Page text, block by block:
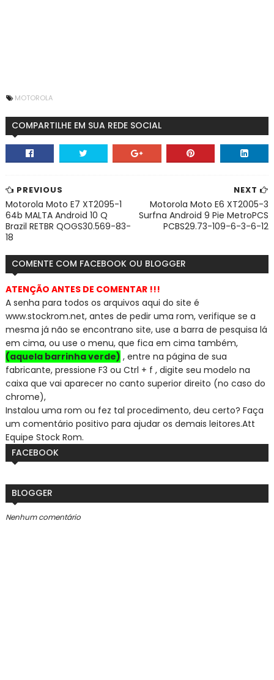
MOTOROLA
COMPARTILHE EM SUA REDE SOCIAL
NEXT
Motorola Moto E6 XT2005-3
Surfna Android 9 Pie MetroPCS
PCBS29.73-109-6-3-6-12
PREVIOUS
Motorola Moto E7 XT2095-1
64b MALTA Android 10 Q
Brazil RETBR QOGS30.569-83-
18
COMENTE COM FACEBOOK OU BLOGGER
ATENÇÃO ANTES DE COMENTAR !!!
A senha para todos os arquivos aqui do site é
www.stockrom.net, antes de pedir uma rom, verifique se a
mesma já não se encontrano site, use a barra de pesquisa lá
em cima, ou use o menu, que fica em cima também,
(aquela barrinha verde) , entre na página de sua
fabricante, pressione F3 ou Ctrl + f , digite seu modelo na
caixa que vai aparecer no canto superior direito (no caso do
chrome),
Instalou uma rom ou fez tal procedimento, deu certo? Faça
um comentário positivo para ajudar os demais leitores.Att
Equipe Stock Rom.
FACEBOOK
BLOGGER
Nenhum comentário